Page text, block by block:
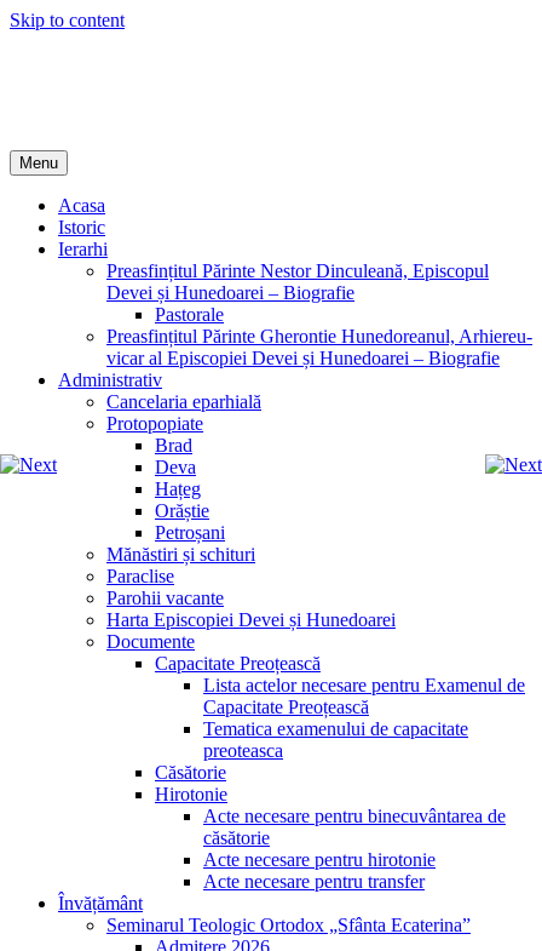
Skip to content
Menu
Acasa
Istoric
Ierarhi
Preasfințitul Părinte Nestor Dinculeană, Episcopul
Devei și Hunedoarei – Biografie
Pastorale
Preasfințitul Părinte Gherontie Hunedoreanul, Arhiereu-
vicar al Episcopiei Devei și Hunedoarei – Biografie
Administrativ
Cancelaria eparhială
Protopopiate
Brad
Deva
Hațeg
Orăștie
Petroșani
Mănăstiri și schituri
Paraclise
Parohii vacante
Harta Episcopiei Devei și Hunedoarei
Documente
Capacitate Preoțească
Lista actelor necesare pentru Examenul de
Capacitate Preoțească
Tematica examenului de capacitate
preoteasca
Căsătorie
Hirotonie
Acte necesare pentru binecuvântarea de
căsătorie
Acte necesare pentru hirotonie
Acte necesare pentru transfer
Învățământ
Seminarul Teologic Ortodox „Sfânta Ecaterina”
Admitere 2026